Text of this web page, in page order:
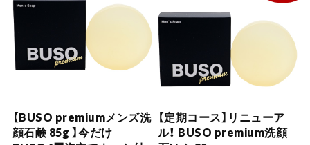
【BUSO premiumメンズ洗
顔石鹸 85g 】今だけ
【定期コース】リニューア
ル！ BUSO premium洗顔